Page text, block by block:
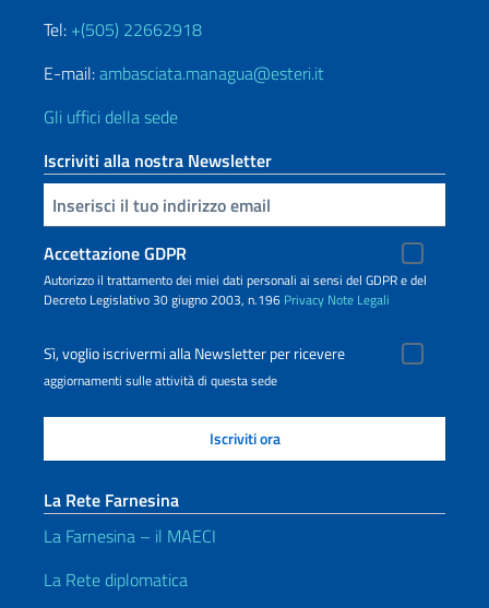
Tel: +(505) 22662918
E-mail:ambasciata.managua@esteri.it
Gli uffici della sede
Iscriviti alla nostra Newsletter
Inserisci la tua email
Accettazione GDPR
Autorizzo il trattamento dei miei dati personali ai sensi del GDPR e del
Decreto Legislativo 30 giugno 2003, n.196 Privacy Note Legali
Sì, voglio iscrivermi alla Newsletter per ricevere
aggiornamenti sulle attività di questa sede
La Rete Farnesina
La Farnesina – il MAECI
La Rete diplomatica